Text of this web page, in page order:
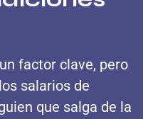
factor clave, pero
salarios de
que salga de la